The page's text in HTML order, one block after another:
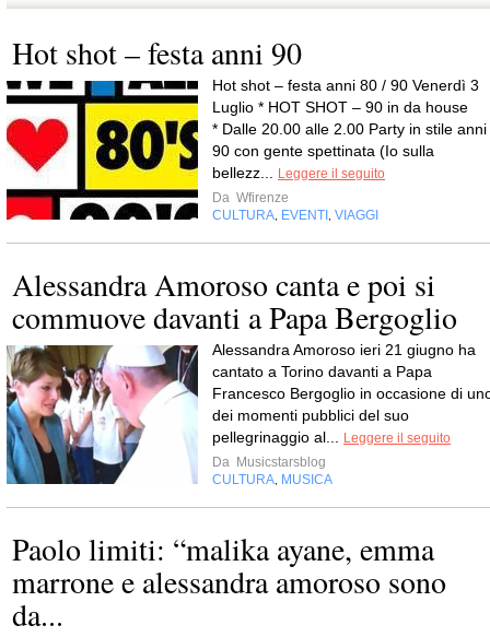
Hot shot – festa anni 90
Hot shot – festa anni 80 / 90 Venerdì 3
Luglio * HOT SHOT – 90 in da house
* Dalle 20.00 alle 2.00 Party in stile anni
90 con gente spettinata (Io sulla
bellezz...
Leggere il seguito
Da Wfirenze
CULTURA EVENTI VIAGGI
Alessandra Amoroso canta e poi si
commuove davanti a Papa Bergoglio
Alessandra Amoroso ieri 21 giugno ha
cantato a Torino davanti a Papa
Francesco Bergoglio in occasione di
dei momenti pubblici del suo
pellegrinaggio al...
Leggere il seguito
Da Musicstarsblog
CULTURA MUSICA
Paolo limiti: “malika ayane, emma
marrone e alessandra amoroso sono
da...